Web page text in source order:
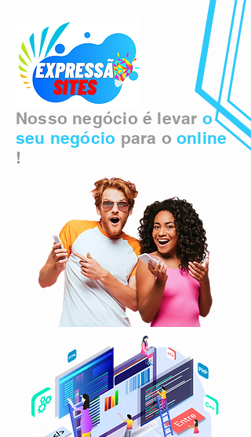
Nosso negócio é levar o
seu negócio para o online
!